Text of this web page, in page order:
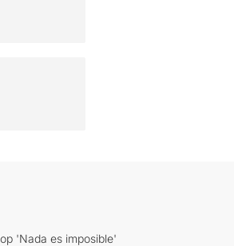
'Nada es imposible'